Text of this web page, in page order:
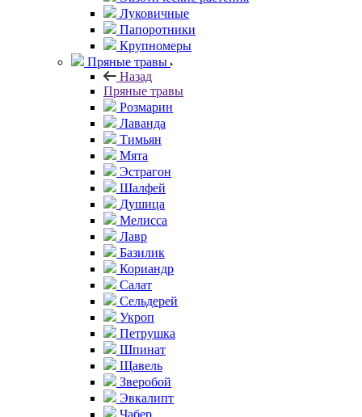
Луковичные
Папоротники
Крупномеры
Пряные травы
Назад
Пряные травы
Розмарин
Лаванда
Тимьян
Мята
Эстрагон
Шалфей
Душица
Мелисса
Лавр
Базилик
Кориандр
Салат
Сельдерей
Укроп
Петрушка
Шпинат
Щавель
Зверобой
Эвкалипт
Чабер